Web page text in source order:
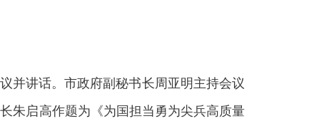
讲话。市政府副秘书长周亚明主持会议
朱启高作题为《为国担当勇为尖兵高质量